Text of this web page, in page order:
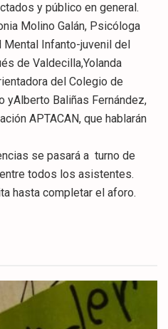
y público en general.
Molino Galán, Psicóloga
Infanto-juvenil del
de Valdecilla,Yolanda
del Colegio de
yAlberto Baliñas Fernández,
APTACAN, que hablarán
se pasará a turno de
todos los asistentes.
hasta completar el aforo.